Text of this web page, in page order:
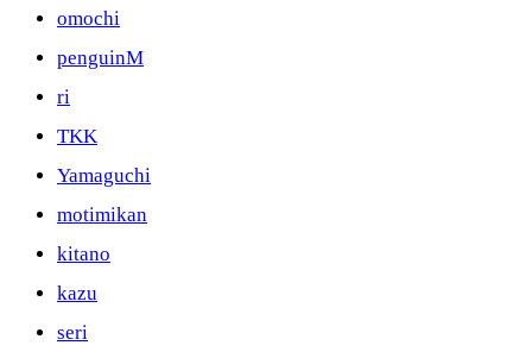
omochi
penguinM
ri
TKK
Yamaguchi
motimikan
kitano
kazu
seri